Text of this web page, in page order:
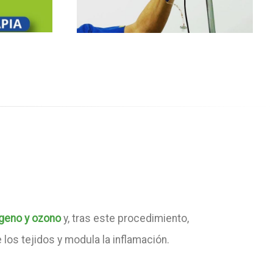
y ozonoy, tras este procedimiento,
tejidos y modula la inflamación.